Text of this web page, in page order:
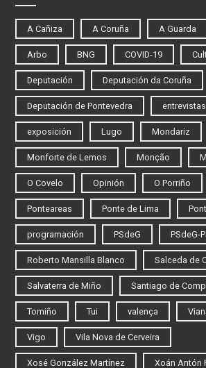
A Cañiza A Coruña A Guarda
Arbo BNG COVID-19
Deputación Deputación da Coruña
Deputación de Pontevedra entrevistas
exposición Lugo Mondariz
Monforte de Lemos Monção
O Covelo Opinión O Porriño
Ponteareas Ponte de Lima
programación PSdeG PSdeG-
Roberto Mansilla Blanco Salceda de
Salvaterra de Miño Santiago de
Tomiño Tui valença
Vigo Vila Nova de Cerveira
Xosé González Martínez Xoán Antón